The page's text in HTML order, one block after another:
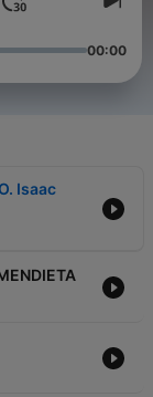
00:00
Isaac